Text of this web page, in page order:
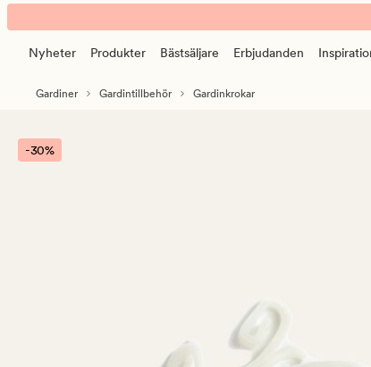
Alpha
rynkbandskrok
banner.
Klicka
ESCAPE
att
pausa.
Nyheter Produkter Bästsäljare Erbjudanden
Gardiner Gardintillbehör Gardinkrokar
-30%